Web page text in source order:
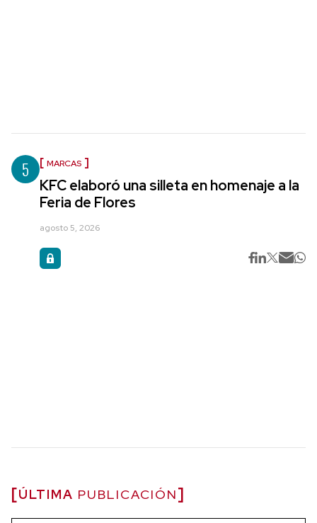
5 MARCAS
KFC elaboró una silleta en homenaje a la
Feria de Flores
agosto 5, 2026
ÚLTIMA PUBLICACIÓN